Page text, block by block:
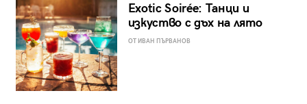
Exotic Soirée: Танци и
изкуство с дъх на лято
ОТ ИВАН ПЪРВАНОВ